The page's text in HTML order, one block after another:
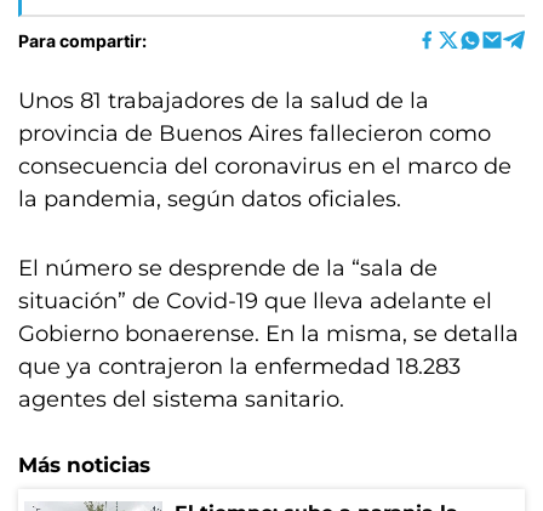
Para compartir:
Unos 81 trabajadores de la salud de la
provincia de Buenos Aires fallecieron como
consecuencia del coronavirus en el marco de
la pandemia, según datos oficiales.
El número se desprende de la “sala de
situación” de Covid-19 que lleva adelante el
Gobierno bonaerense. En la misma, se detalla
que ya contrajeron la enfermedad 18.283
agentes del sistema sanitario.
Más noticias